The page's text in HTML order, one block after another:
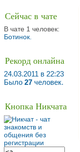
Сейчас в чате
В чате 1 человек:
Ботинок
Рекорд онлайна
24.03.2011 в 22:23
Было 27 человек.
Кнопка Никчата